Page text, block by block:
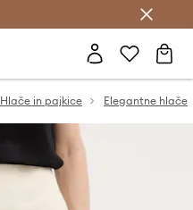
Hlače in pajkice Elegantne hlače